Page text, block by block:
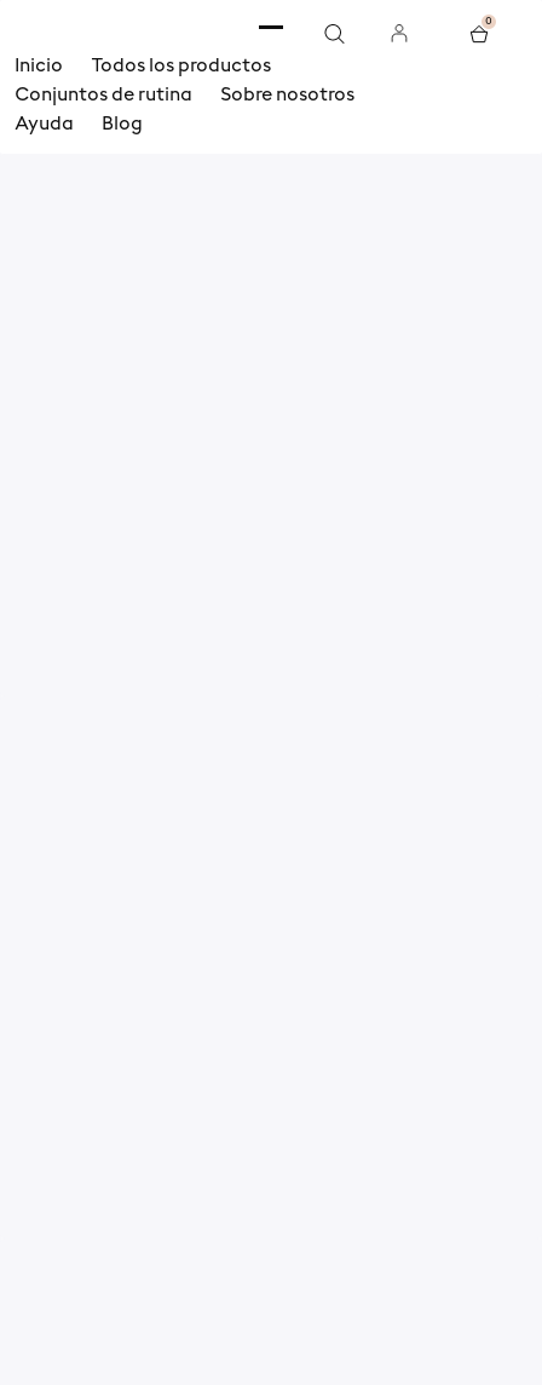
0
Inicio
Todos los productos
Conjuntos de rutina
Sobre nosotros
Ayuda
Blog
Descuento
22%
Descuento